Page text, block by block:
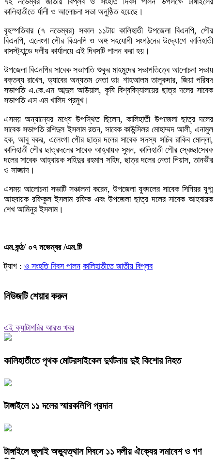
কালিহাতীতে র্যালী ও আলোচনা সভা অনুষ্ঠিত হয়েছে।
বৃহস্পতিবার (৭ নভেম্বর) সকাল ১১টায় কালিহাতী উপজেলা বিএনপি, পৌর
বিএনপি, এলেংগা পৌর বিএনপি ও অঙ্গ সহযোগী সংগঠনের উদ্যোগে কালিহাতী
বাসস্ট্যান্ডে দলীয় কার্যালয়ে এই দিবসটি পালন করা হয়।
উপজেলা বিএনপির সাবেক সভাপতি শুকুর মাহমুদের সভাপতিত্বে আলোচনা সভায়
বক্তব্য রাখেন, ড্যাবের অন্যতম নেতা ডাঃ শাহআলম তালুকদার, জিয়া পরিষদ
সভাপতি এ.কে.এম আব্দুল আউয়াল, কৃষি বিশ্ববিদ্যালয়ের ছাত্র দলের সাবেক
সভাপতি এস এম খালিদ প্রমুখ।
এসময় অন্যান্যের মধ্যে উপস্থিত ছিলেন, কালিহাতী উপজেলা ছাত্র দলের
সাবেক সভাপতি রশিদুল ইসলাম রতন, সাবেক কাউন্সিলর মোহাম্মদ আলী, এনামুল
হক, আবু বকর, এলেংগা পৌর ছাত্র দলের সাবেক সদস্য সচিব রাকিব মোল্লা,
কালিহাতী পৌর ছাত্রদলের সাবেক আহ্বায়ক সুমন, কালিহাতী পৌর স্বেচ্ছাসেবক
দলের সাবেক আহ্বায়ক সহিদুর রহমান সহিদ, ছাত্র দলের নেতা পিয়াস, তানভীর
ও সাজ্জাদ।
এসময় আলোচনা সভাটি সঞ্চালনা করেন, উপজেলা যুবদলের সাবেক সিনিয়র যুগ্ম
আহবায়ক রফিকুল ইসলাম রফিক এবং উপজেলা ছাত্র দলের সাবেক আহবায়ক
শেখ আমিনুর ইসলাম।
এম.কন্ঠ/ ০৭ নভেম্বর /এম.টি
ট্যাগ : ও সংহতি দিবস পালন কালিহাতীতে জাতীয় বিপ্লব
নিউজটি শেয়ার করুন
এই ক্যাটাগরির আরও খবর
কালিহাতীতে পৃথক মোটরসাইকেল দুর্ঘটনায় দুই কিশোর নিহত
টাঙ্গাইলে ১১ দলের স্মারকলিপি প্রদান
টাঙ্গাইলে জুলাই অভ্যুত্থান দিবসে ১১ দলীয় ঐক্যের সমাবেশ ও গণ